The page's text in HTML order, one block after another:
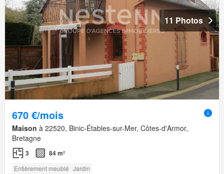
11 Photos
670 €/mois
Maison à 22520, Binic-Étables-sur-Mer, Côtes-d'Armor,
Bretagne
3 84 m²
Entièrement meublé Jardin